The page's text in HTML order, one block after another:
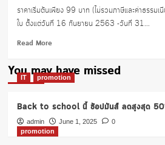
ราคาเริ่มต้นเพียง 99 บาท (ไม่รวมภาษีและค่าธรร
ใบ ตั้งแต่วันที่ 16 กันยายน 2563 -วันที่ 31...
Read MoreRead
about
ไทย
จัด
โปรฯ
‘Happy
You may have missed
IT promotion
Back to school นี้ ช้อปมันส์ ลดสูงสุด
admin June 1, 2025
0
promotion